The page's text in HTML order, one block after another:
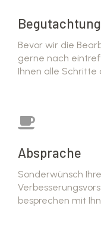
Begutachtung
Bevor wir die
gerne nach
Ihnen alle Schritte
Absprache
Sonderwünsch
besprechen mit